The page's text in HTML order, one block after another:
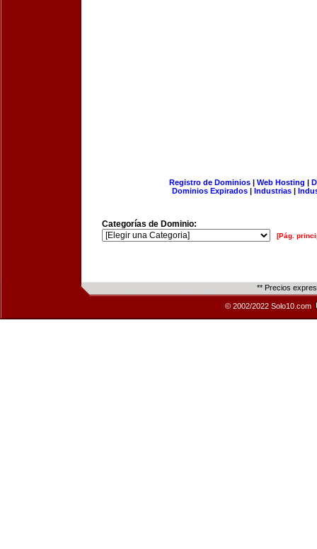
Registro de Dominios| Web Hosting |
Dominios Expirados | Industrias |
Categorías de Dominio:
[Pág.
** Precios
© 2002/2022 Solo10.com